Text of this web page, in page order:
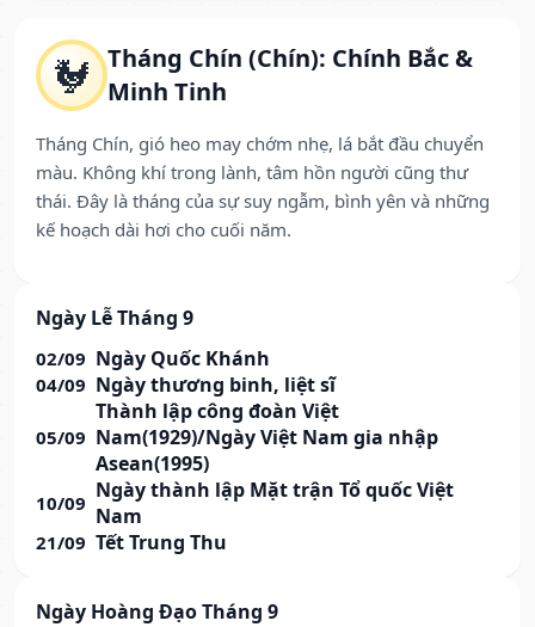
🐓 Tháng Chín (Chín): Chính Bắc &
Minh Tinh
Tháng Chín, gió heo may chớm nhẹ, lá bắt đầu chuyển
màu. Không khí trong lành, tâm hồn người cũng thư
thái. Đây là tháng của sự suy ngẫm, bình yên và những
kế hoạch dài hơi cho cuối năm.
Ngày Lễ Tháng 9
02/09 Ngày Quốc Khánh
04/09 Ngày thương binh, liệt sĩ
05/09
Thành lập công đoàn Việt
Nam(1929)/Ngày Việt Nam gia nhập
Asean(1995)
10/09 Ngày thành lập Mặt trận Tổ quốc Việt
Nam
21/09 Tết Trung Thu
Ngày Hoàng Đạo Tháng 9